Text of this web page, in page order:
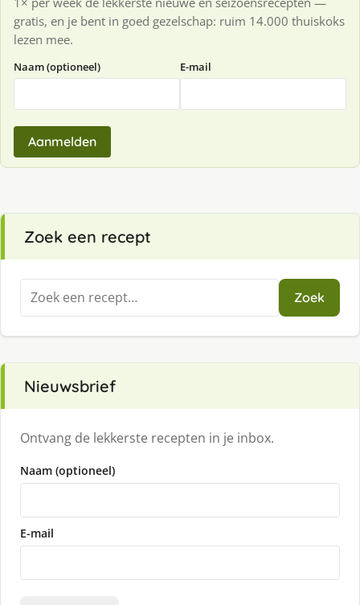
gratis, en je bent in goed gezelschap: ruim 14.000 thuiskoks
lezen mee.
Naam (optioneel) E-mail
Aanmelden
Zoek een recept
Zoeken
naar:
Zoek
Nieuwsbrief
Ontvang de lekkerste recepten in je inbox.
Naam (optioneel)
E-mail